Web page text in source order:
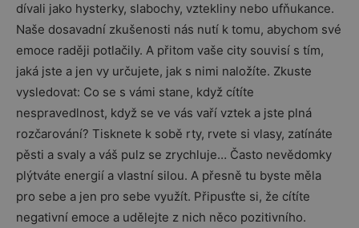
dívali jako hysterky, slabochy, vztekliny nebo ufňukance.
Naše dosavadní zkušenosti nás nutí k tomu, abychom své
emoce raději potlačily. A přitom vaše city souvisí s tím,
jaká jste a jen vy určujete, jak s nimi naložíte. Zkuste
vysledovat: Co se s vámi stane, když cítíte
nespravedlnost, když se ve vás vaří vztek a jste plná
rozčarování? Tisknete k sobě rty, rvete si vlasy, zatínáte
pěsti a svaly a váš pulz se zrychluje… Často nevědomky
plýtváte energií a vlastní silou. A přesně tu byste měla
pro sebe a jen pro sebe využít. Připusťte si, že cítíte
negativní emoce a udělejte z nich něco pozitivního.